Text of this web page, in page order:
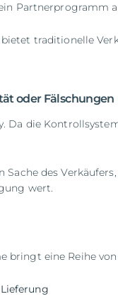
Partnerprogramm
traditionelle
oder Fälschungen
Da die
Sache des
wert.
bringt eine Reihe